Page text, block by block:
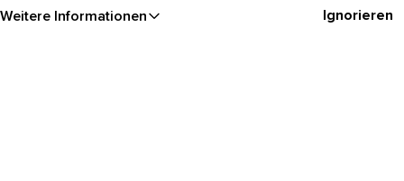
Weitere Informationen Ignorieren